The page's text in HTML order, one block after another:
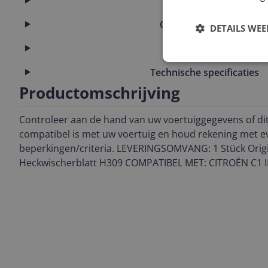
Overige kenmerken
Technische specificaties
Productomschrijving
Controleer aan de hand van uw voertuiggegevens of
compatibel is met uw voertuig en houd rekening met
beperkingen/criteria. LEVERINGSOMVANG: 1 Stück
Heckwischerblatt H309 COMPATIBEL MET: CITROËN C1
DETAILS